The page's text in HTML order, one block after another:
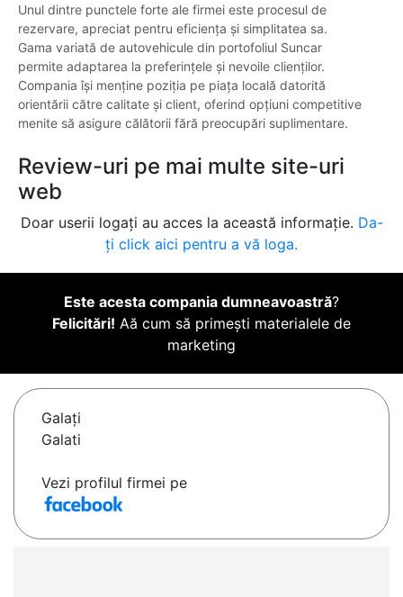
Unul dintre punctele forte ale firmei este procesul de
rezervare, apreciat pentru eficiența și simplitatea sa.
Gama variată de autovehicule din portofoliul Suncar
permite adaptarea la preferințele și nevoile clienților.
Compania își menține poziția pe piața locală datorită
orientării către calitate și client, oferind opțiuni competitive
menite să asigure călătorii fără preocupări suplimentare.
Review-uri pe mai multe site-uri
web
Doar userii logați au acces la această informație. Da-
ți click aici pentru a vă loga.
Este acesta compania dumneavoastră?
Felicitări! Aă cum să primești materialele de
marketing
Galaţi
Galati
Vezi profilul firmei pe